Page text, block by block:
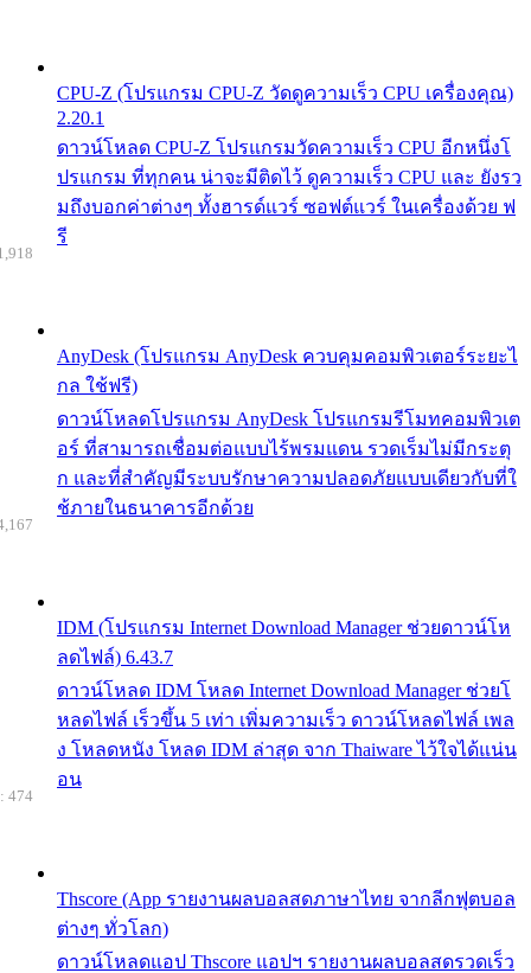
CPU-Z (โปรแกรม CPU-Z วัดดูความเร็ว CPU เครื่องคุณ)
2.20.1
ดาวน์โหลด CPU-Z โปรแกรมวัดความเร็ว CPU อีกหนึ่งโ
ปรแกรม ที่ทุกคน น่าจะมีติดไว้ ดูความเร็ว CPU และ ยังรว
มถึงบอกค่าต่างๆ ทั้งฮารด์แวร์ ซอฟต์แวร์ ในเครื่องด้วย ฟ
รี
AnyDesk (โปรแกรม AnyDesk ควบคุมคอมพิวเตอร์ระยะไ
กล ใช้ฟรี)
ดาวน์โหลดโปรแกรม AnyDesk โปรแกรมรีโมทคอมพิวเต
อร์ ที่สามารถเชื่อมต่อแบบไร้พรมแดน รวดเร็มไม่มีกระตุ
ก และที่สำคัญมีระบบรักษาความปลอดภัยแบบเดียวกับที่ใ
ช้ภายในธนาคารอีกด้วย
IDM (โปรแกรม Internet Download Manager ช่วยดาวน์โห
ลดไฟล์) 6.43.7
ดาวน์โหลด IDM โหลด Internet Download Manager ช่วยโ
หลดไฟล์ เร็วขึ้น 5 เท่า เพิ่มความเร็ว ดาวน์โหลดไฟล์ เพล
ง โหลดหนัง โหลด IDM ล่าสุด จาก Thaiware ไว้ใจได้แน่น
อน
Thscore (App รายงานผลบอลสดภาษาไทย จากลีกฟุตบอล
ต่างๆ ทั่วโลก)
ดาวน์โหลดแอป Thscore แอปฯ รายงานผลบอลสดรวดเร็ว
474